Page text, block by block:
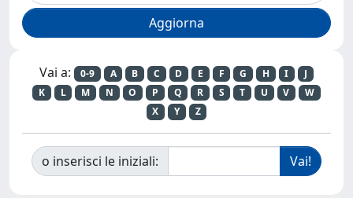
Vai a: 0-9 A B C D E F G H I
J
K
L M N O P Q R S T U V
W
X
Y Z
o inserisci le iniziali: